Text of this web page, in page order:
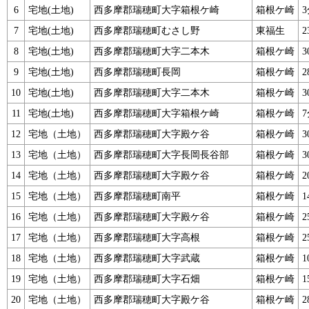
6 宅地(土地) 西多摩郡瑞穂町大字箱根ケ崎 箱根ケ崎
3
7
宅地(土地) 西多摩郡瑞穂町むさし野 東福生
8
宅地(土地) 西多摩郡瑞穂町大字二本木 箱根ケ崎
9
宅地(土地) 西多摩郡瑞穂町長岡 箱根ケ崎
10
宅地(土地) 西多摩郡瑞穂町大字二本木 箱根ケ崎
11
宅地(土地) 西多摩郡瑞穂町大字箱根ケ崎 箱根ケ崎
12
宅地（土地） 西多摩郡瑞穂町大字殿ケ谷 箱根ケ崎
13
宅地（土地） 西多摩郡瑞穂町大字長岡長谷部 箱根ケ崎
14
宅地（土地） 西多摩郡瑞穂町大字殿ケ谷 箱根ケ崎
15
宅地（土地） 西多摩郡瑞穂町南平 箱根ケ崎
16
宅地（土地） 西多摩郡瑞穂町大字殿ケ谷 箱根ケ崎
17
宅地（土地） 西多摩郡瑞穂町大字高根 箱根ケ崎
18
宅地（土地） 西多摩郡瑞穂町大字武蔵 箱根ケ崎
19
宅地（土地） 西多摩郡瑞穂町大字石畑 箱根ケ崎
20
宅地（土地） 西多摩郡瑞穂町大字殿ケ谷 箱根ケ崎